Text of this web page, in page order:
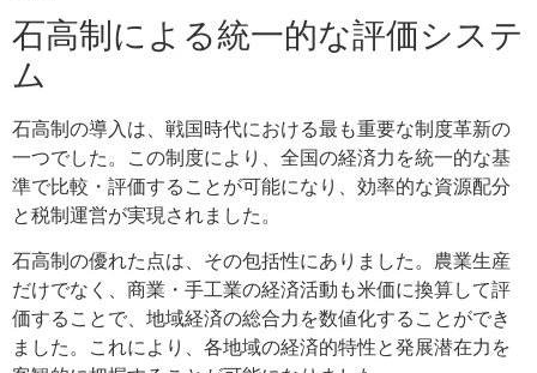
石高制による統一的な評価システ
ム
石高制の導入は、戦国時代における最も重要な制度革新の
一つでした。この制度により、全国の経済力を統一的な基
準で比較・評価することが可能になり、効率的な資源配分
と税制運営が実現されました。
石高制の優れた点は、その包括性にありました。農業生産
だけでなく、商業・手工業の経済活動も米価に換算して評
価することで、地域経済の総合力を数値化することができ
ました。これにより、各地域の経済的特性と発展潜在力を